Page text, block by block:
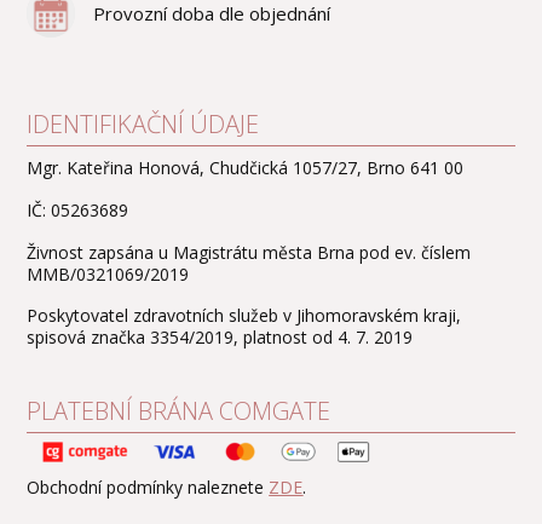
Provozní doba dle objednání
IDENTIFIKAČNÍ ÚDAJE
Mgr. Kateřina Honová, Chudčická 1057/27, Brno 641 00
IČ: 05263689
Živnost zapsána u Magistrátu města Brna pod ev. číslem
MMB/0321069/2019
Poskytovatel zdravotních služeb v Jihomoravském kraji,
spisová značka 3354/2019, platnost od 4. 7. 2019
PLATEBNÍ BRÁNA COMGATE
Obchodní podmínky naleznete ZDE.